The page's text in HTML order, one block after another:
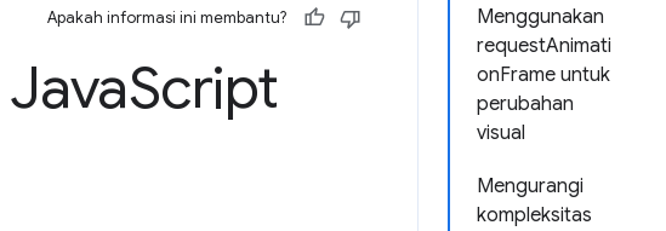
Menggunakan
requestAnimati
onFrame untuk
perubahan
visual
Mengurangi
kompleksitas
Apakah informasi ini membantu?
Script